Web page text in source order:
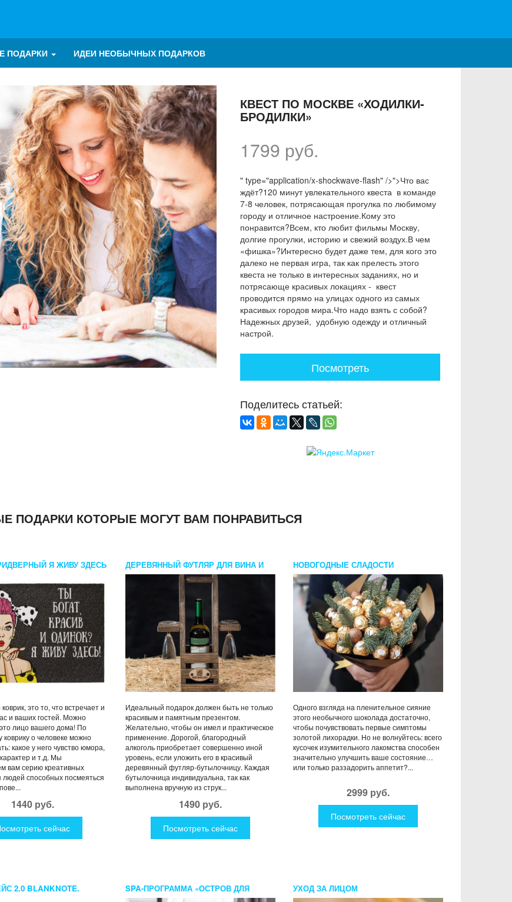
ПОДАРКИ ИДЕИ НЕОБЫЧНЫХ ПОДАРКОВ
КВЕСТ ПО МОСКВЕ «ХОДИЛКИ-
БРОДИЛКИ»
1799 руб.
" type="application/x-shockwave-flash" />">Что вас
ждёт?120 минут увлекательного квеста в команде
7-8 человек, потрясающая прогулка по любимому
городу и отличное настроение.Кому это
понравится?Всем, кто любит фильмы Москву,
долгие прогулки, историю и свежий воздух.В чем
«фишка»?Интересно будет даже тем, для кого это
далеко не первая игра, так как прелесть этого
квеста не только в интересных заданиях, но и
потрясающе красивых локациях - квест
проводится прямо на улицах одного из самых
красивых городов мира.Что надо взять с собой?
Надежных друзей, удобную одежду и отличный
настрой.
Посмотреть
Поделитесь статьей:
ПОДАРКИ КОТОРЫЕ МОГУТ ВАМ ПОНРАВИТЬСЯ
Я ЖИВУ ЗДЕСЬ
это то, что встречает и
и ваших гостей. Можно
это лицо вашего дома! По
коврику о человеке можно
какое у него чувство юмора,
и т.д. Мы
вам серию креативных
людей способных посмеяться
1440 руб.
сейчас
ДЕРЕВЯННЫЙ ФУТЛЯР ДЛЯ ВИНА И
БОКАЛОВ
Идеальный подарок должен быть не только
красивым и памятным презентом.
Желательно, чтобы он имел и практическое
применение. Дорогой, благородный
алкоголь приобретает совершенно иной
уровень, если уложить его в красивый
деревянный футляр-бутылочницу. Каждая
бутылочница индивидуальна, так как
выполнена вручную из струк...
1490 руб.
Посмотреть сейчас
НОВОГОДНЫЕ СЛАДОСТИ
Одного взгляда на пленительное сияние
этого необычного шоколада достаточно,
чтобы почувствовать первые симптомы
золотой лихорадки. Но не волнуйтесь: всего
кусочек изумительного лакомства способен
значительно улучшить ваше состояние…
или только раззадорить аппетит?...
2999 руб.
Посмотреть сейчас
2.0 BLANKNOTE.
SPA-ПРОГРАММА «ОСТРОВ ДЛЯ
УХОД ЗА ЛИЦОМ